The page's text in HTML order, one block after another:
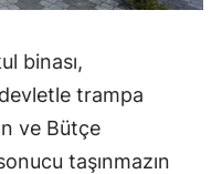
binası,
trampa
ve Bütçe
taşınmazın